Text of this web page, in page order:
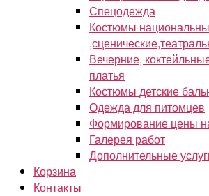
Спецодежда
Костюмы
Вечерние,
платья
Костюмы детские
Одежда для питомцев
Формирование цены
Галерея работ
Дополнительные
Корзина
Контакты